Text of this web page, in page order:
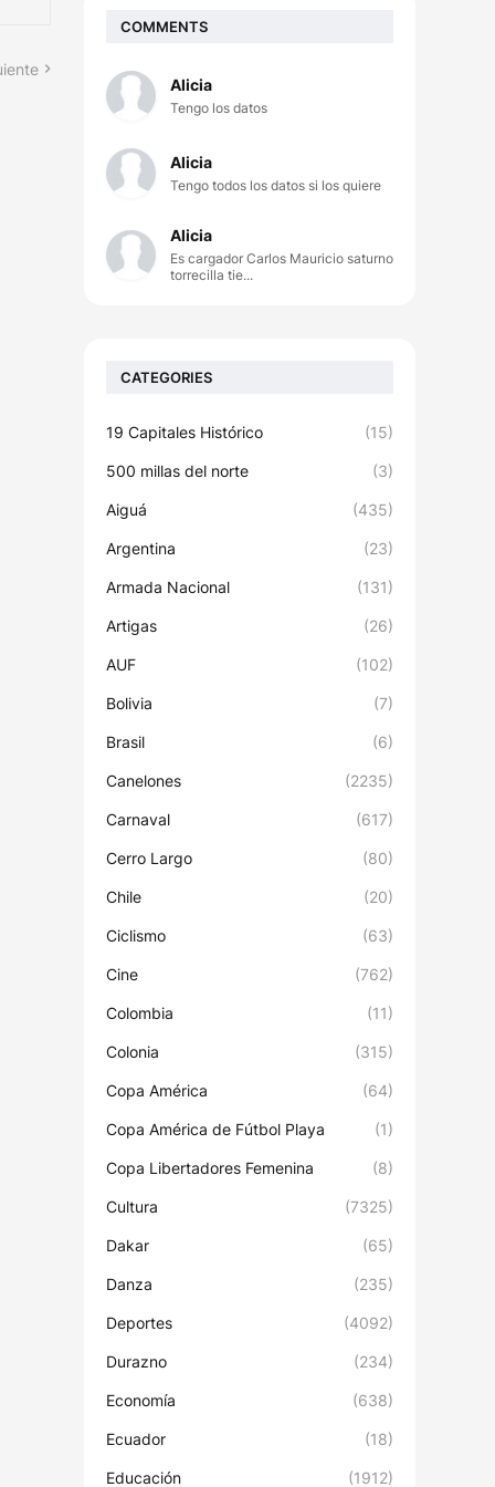
COMMENTS
Alicia
Tengo los datos
Alicia
Tengo todos los datos si los quiere
Alicia
Es cargador Carlos Mauricio saturno
torrecilla tie...
CATEGORIES
19 Capitales Histórico (15)
500 millas del norte (3)
Aiguá (435)
Argentina (23)
Armada Nacional (131)
Artigas (26)
AUF (102)
Bolivia (7)
Brasil (6)
Canelones (2235)
Carnaval (617)
Cerro Largo (80)
Chile (20)
Ciclismo (63)
Cine (762)
Colombia (11)
Colonia (315)
Copa América (64)
Copa América de Fútbol Playa (1)
Copa Libertadores Femenina (8)
Cultura (7325)
Dakar (65)
Danza (235)
Deportes (4092)
Durazno (234)
Economía (638)
Ecuador (18)
Educación (1912)